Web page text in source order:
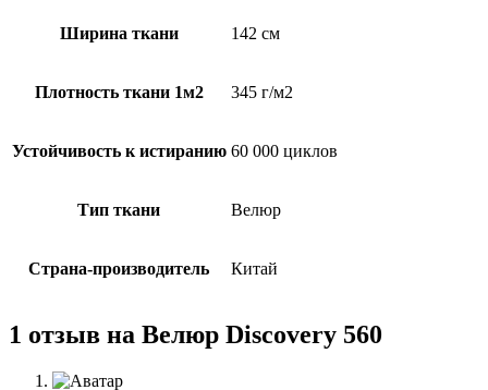
Ширина ткани 142 см
Плотность ткани 1м2 345 г/м2
Устойчивость к истиранию 60 000 циклов
Тип ткани Велюр
Страна-производитель Китай
1 отзыв на Велюр Discovery 560